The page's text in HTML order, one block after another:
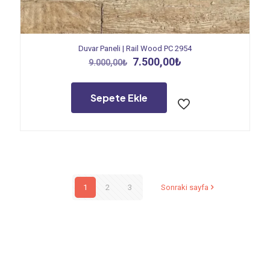
Duvar Paneli | Rail Wood PC 2954
9.000,00₺ Orijinal
9.000,00₺.
7.500,00₺
Sepete Ekle
1 2 3 Sonraki sayfa